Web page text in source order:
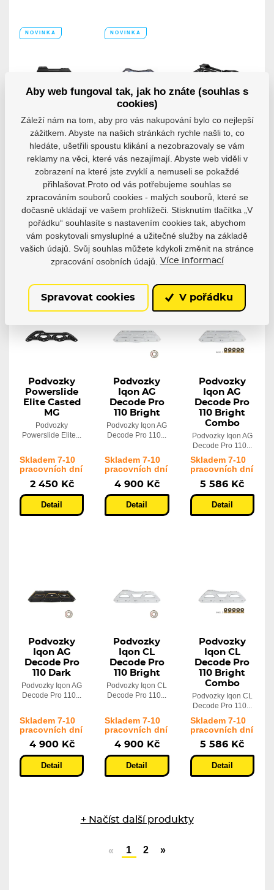
NOVINKA
Podvozky
Powerslide
Nova
Rám Powerslide
Nova je...
Skladem 7-10
pracovních dní
3 675 Kč
Detail
NOVINKA
Podvozky
Powerslide
Triple X 13,2"
Powerslide Triple
X 110 / 13.2" je...
Skladem 7-10
pracovních dní
3 590 Kč
Detail
Podvozky
Powerslide
XXX Trinity
LM (Custom
boot only)
Podvozky
Powerslide XXX...
Skladem 7-10
pracovních dní
5 865 Kč
Detail
Podvozky
Powerslide
Elite Casted
MG
Podvozky
Powerslide Elite...
Skladem 7-10
pracovních dní
2 450 Kč
Detail
Podvozky
Iqon AG
Decode Pro
110 Bright
Podvozky Iqon AG
Decode Pro 110...
Skladem 7-10
pracovních dní
4 900 Kč
Detail
Podvozky
Iqon AG
Decode Pro
110 Bright
Combo
Podvozky Iqon AG
Decode Pro 110...
Skladem 7-10
pracovních dní
5 586 Kč
Detail
Podvozky
Iqon AG
Decode Pro
110 Dark
Podvozky Iqon AG
Decode Pro 110...
Skladem 7-10
pracovních dní
4 900 Kč
Detail
Podvozky
Iqon CL
Decode Pro
110 Bright
Podvozky Iqon CL
Decode Pro 110...
Skladem 7-10
pracovních dní
4 900 Kč
Detail
Podvozky
Iqon CL
Decode Pro
110 Bright
Combo
Podvozky Iqon CL
Decode Pro 110...
Skladem 7-10
pracovních dní
5 586 Kč
Detail
+ Načíst další produkty
« 1 2 »
Aby web fungoval tak, jak ho znáte (souhlas s
cookies)
Záleží nám na tom, aby pro vás nakupování bylo co nejlepší
zážitkem. Abyste na našich stránkách rychle našli to, co
hledáte, ušetřili spoustu klikání a nezobrazovaly se vám
reklamy na věci, které vás nezajímají. Abyste web viděli v
zobrazení na které jste zvyklí a nemuseli se pokaždé
přihlašovat.Proto od vás potřebujeme souhlas se
zpracováním souborů cookies - malých souborů, které se
dočasně ukládají ve vašem prohlížeči. Stisknutím tlačítka „V
pořádku“ souhlasíte s nastavením cookies tak, abychom
vám poskytovali smysluplné a užitečné služby na základě
vašich údajů. Svůj souhlas můžete kdykoli změnit na stránce
zpracování osobních údajů.
Více informací
Spravovat cookies V pořádku